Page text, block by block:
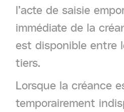
l’acte de saisie
immédiate de la
est disponible entre
tiers.
Lorsque la créance
temporairement